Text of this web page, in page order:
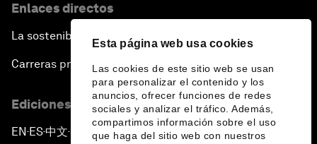
Esta página web usa cookies
Las cookies de este sitio web se usan
para personalizar el contenido y los
anuncios, ofrecer funciones de redes
sociales y analizar el tráfico. Además,
compartimos información sobre el uso
que haga del sitio web con nuestros
Enlaces directos
La sostenibilidad en el Foro
Carreras profesionales
Ediciones en otros idiomas
EN ▪ ES▪中文▪ 日本語